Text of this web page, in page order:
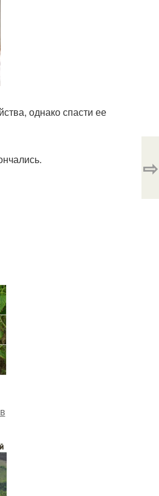
однако спасти ее
⇨